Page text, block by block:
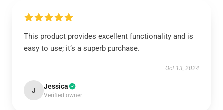
This product provides excellent functionality and is
easy to use; it’s a superb purchase.
Oct 13, 2024
J Jessica
Verified owner